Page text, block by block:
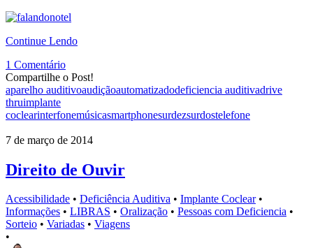
Continue Lendo
1 Comentário
Compartilhe o Post!
aparelho auditivoaudiçãoautomatizadodeficiencia auditivadrive
thruimplante
coclearinterfonemúsicasmartphonesurdezsurdostelefone
7 de março de 2014
Direito de Ouvir
Acessibilidade • Deficiência Auditiva • Implante Coclear •
Informações • LIBRAS • Oralização • Pessoas com Deficiencia •
Sorteio • Variadas • Viagens
•